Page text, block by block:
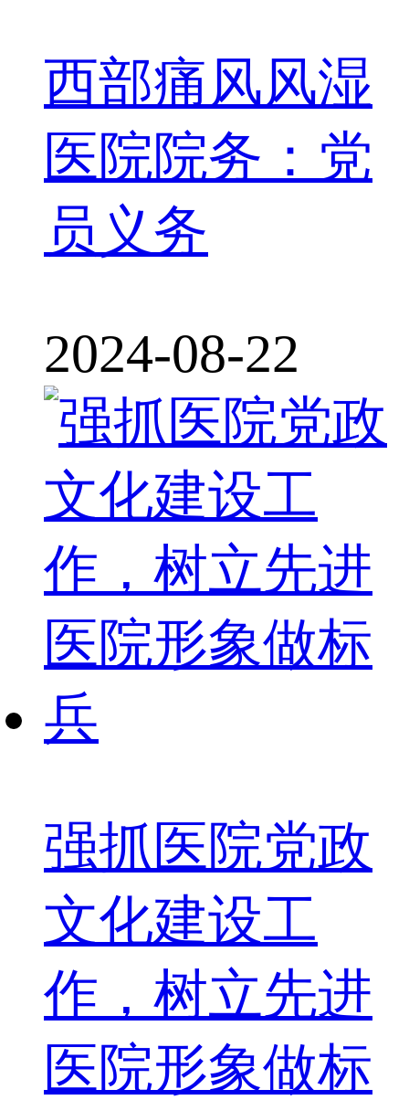
西部痛风风湿
医院院务：党
员义务
2024-08-22
强抓医院党政
文化建设工
作，树立先进
医院形象做标